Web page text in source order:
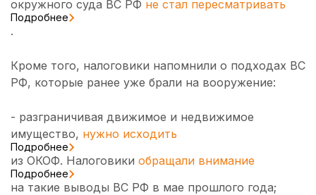
окружного суда ВС РФ не стал пересматривать
Подробнее
.
Кроме того, налоговики напомнили о подходах ВС
РФ, которые ранее уже брали на вооружение:
- разграничивая движимое и недвижимое
имущество, нужно исходить
Подробнее
из ОКОФ. Налоговики обращали внимание
Подробнее
на такие выводы ВС РФ в мае прошлого года;